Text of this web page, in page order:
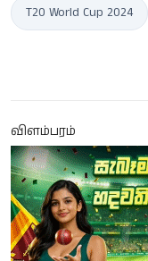
T20 World Cup 2024
விளம்பரம்